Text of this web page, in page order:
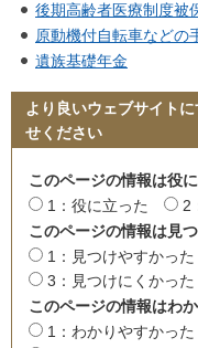
後期高齢者医療制度被
原動機付自転車などの
遺族基礎年金
より良いウェブサイト
せください
このページの情報は役
1：役に立った
2
このページの情報は見
1：見つけやすかった
3：見つけにくかった
このページの情報はわ
1：わかりやすかった